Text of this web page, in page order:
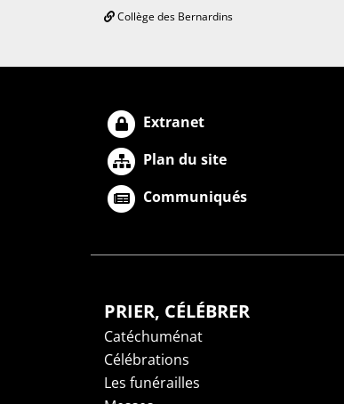
Collège des Bernardins
Extranet
Plan du site
Communiqués
PRIER, CÉLÉBRER
Catéchuménat
Célébrations
Les funérailles